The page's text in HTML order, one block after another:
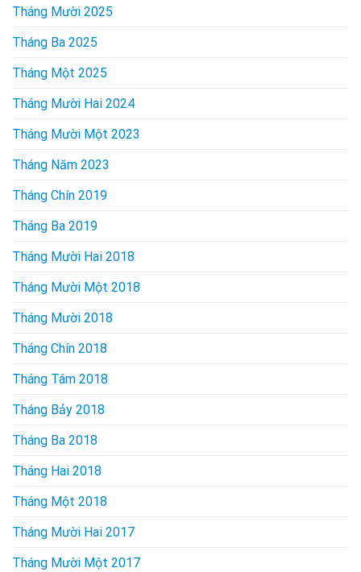
Tháng Mười 2025
Tháng Ba 2025
Tháng Một 2025
Tháng Mười Hai 2024
Tháng Mười Một 2023
Tháng Năm 2023
Tháng Chín 2019
Tháng Ba 2019
Tháng Mười Hai 2018
Tháng Mười Một 2018
Tháng Mười 2018
Tháng Chín 2018
Tháng Tám 2018
Tháng Bảy 2018
Tháng Ba 2018
Tháng Hai 2018
Tháng Một 2018
Tháng Mười Hai 2017
Tháng Mười Một 2017